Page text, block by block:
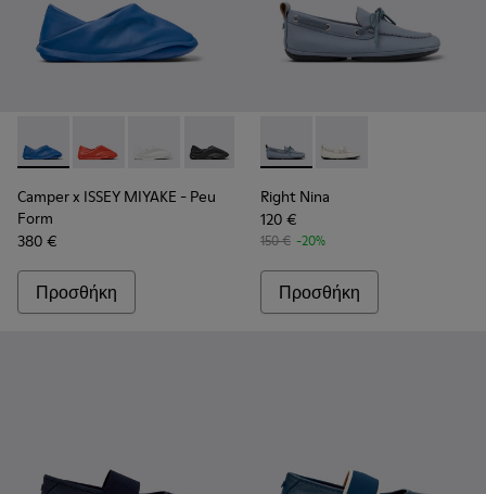
Camper x ISSEY MIYAKE - Peu Form - K201849-004 - Μπλε
Camper x ISSEY MIYAKE - Peu Form - K201849-005
Camper x ISSEY MIYAKE - Peu Form -
Camper x ISSEY MIYAKE - Peu Form -
Camper x ISSEY MIYAKE - Peu
Form
380 €
Προσθήκη
Right Nina - K201848-005 -
Right Nina -
Right Nina
120 €
150 € -20%
Προσθήκη